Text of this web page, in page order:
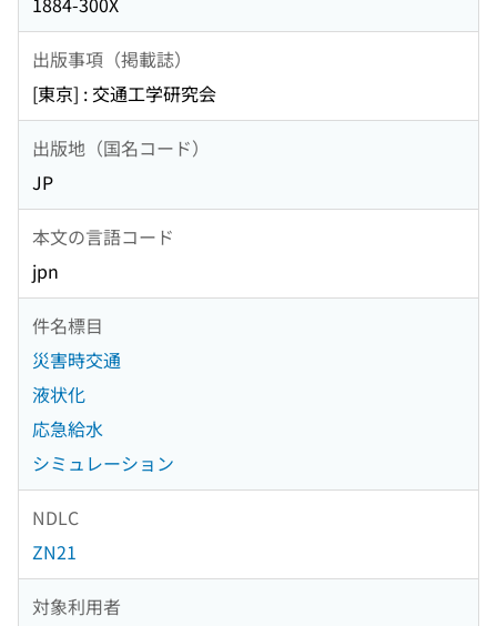
出版事項（掲載誌）
[東京] : 交通工学研究会
出版地（国名コード）
JP
本文の言語コード
jpn
件名標目
災害時交通
液状化
応急給水
シミュレーション
NDLC
ZN21
対象利用者